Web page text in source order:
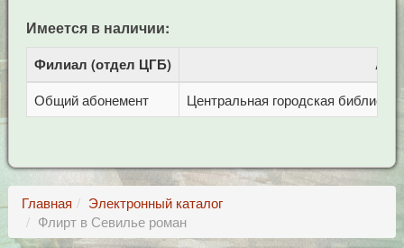
Имеется в наличии:
Филиал (отдел ЦГБ)
Общий абонемент Центральная городская
Главная
Электронный каталог
Флирт в Севилье роман